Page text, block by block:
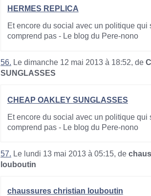
HERMES REPLICA
Et encore du social avec un politique qui
comprend pas - Le blog du Pere-nono
56. Le dimanche 12 mai 2013 à 18:52, de
SUNGLASSES
CHEAP OAKLEY SUNGLASSES
Et encore du social avec un politique qui
comprend pas - Le blog du Pere-nono
57. Le lundi 13 mai 2013 à 05:15, de
louboutin
chaussures christian louboutin